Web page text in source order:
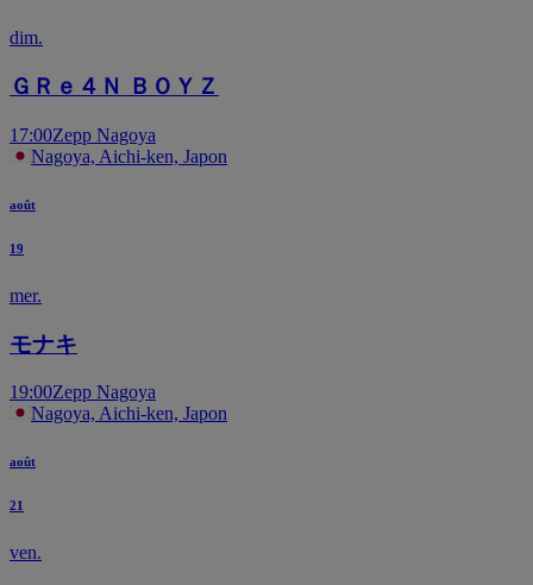
dim.
ＧＲｅ４Ｎ ＢＯＹＺ
17:00Zepp Nagoya
Nagoya, Aichi-ken, Japon
août
19
mer.
モナキ
19:00Zepp Nagoya
Nagoya, Aichi-ken, Japon
août
21
ven.